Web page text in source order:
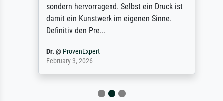
sondern hervorragend. Selbst ein Druck ist
damit ein Kunstwerk im eigenen Sinne.
Definitiv den Pre...
Dr.@ProvenExpert
February 3, 2026